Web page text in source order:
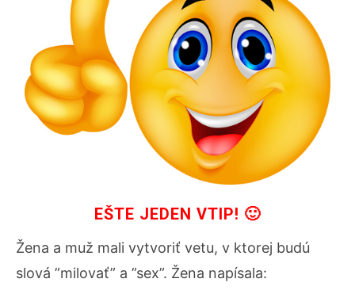
EŠTE JEDEN VTIP! 🙂
Žena a muž mali vytvoriť vetu, v ktorej budú
slová ”milovať” a ”sex”. Žena napísala: